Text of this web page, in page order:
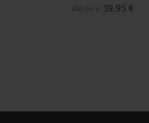
39,95 €